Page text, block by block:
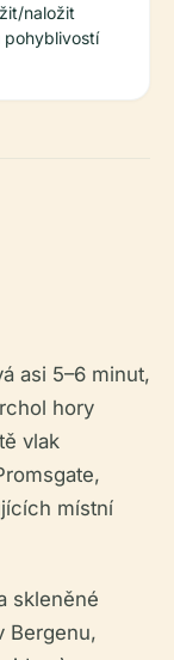
naložit
pohyblivostí
asi 5–6 minut,
hory
vlak
místní
skleněné
Bergenu,